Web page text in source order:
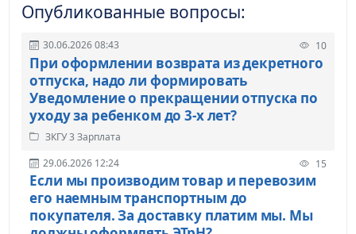
Опубликованные вопросы:
30.06.2026 08:43 10
При оформлении возврата из декретного
отпуска, надо ли формировать
Уведомление о прекращении отпуска по
уходу за ребенком до 3-х лет?
ЗКГУ 3 Зарплата
29.06.2026 12:24
15
Если мы производим товар и перевозим
его наемным транспортным до
покупателя. За доставку платим мы. Мы